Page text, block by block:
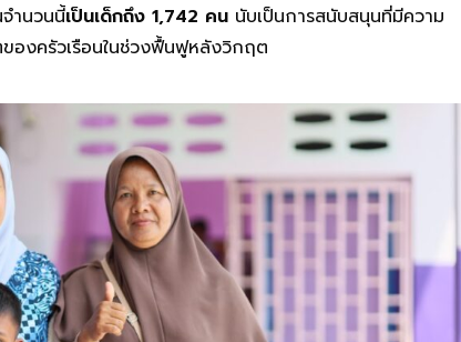
ำนวนนี้เป็นเด็กถึง 1,742 คน นับเป็นการสนับสนุนที่มีความ
องครัวเรือนในช่วงฟื้นฟูหลังวิกฤต